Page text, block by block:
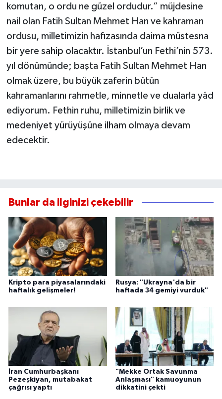
komutan, o ordu ne güzel ordudur.” müjdesine
nail olan Fatih Sultan Mehmet Han ve kahraman
ordusu, milletimizin hafızasında daima müstesna
bir yere sahip olacaktır. İstanbul’un Fethi’nin 573.
yıl dönümünde; başta Fatih Sultan Mehmet Han
olmak üzere, bu büyük zaferin bütün
kahramanlarını rahmetle, minnetle ve dualarla yâd
ediyorum. Fethin ruhu, milletimizin birlik ve
medeniyet yürüyüşüne ilham olmaya devam
edecektir.
Bunlar da ilginizi çekebilir
Kripto para piyasalarındaki
haftalık gelişmeler!
Rusya: "Ukrayna'da bir
haftada 34 gemiyi vurduk"
İran Cumhurbaşkanı
Pezeşkiyan, mutabakat
çağrısı yaptı
"Mekke Ortak Savunma
Anlaşması" kamuoyunun
dikkatini çekti